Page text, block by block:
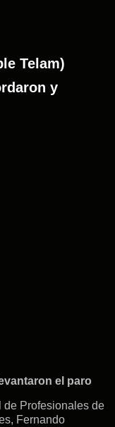
Telam)
y
el paro
de Profesionales de
Fernando